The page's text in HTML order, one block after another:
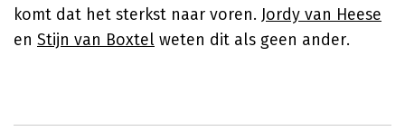
komt dat het sterkst naar voren. Jordy van Heese
en Stijn van Boxtel weten dit als geen ander.